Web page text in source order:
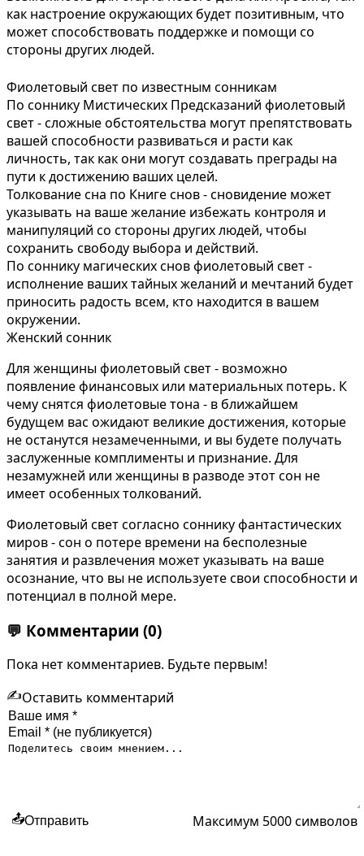
как настроение окружающих будет позитивным, что
может способствовать поддержке и помощи со
стороны других людей.
Фиолетовый свет по известным сонникам
По соннику Мистических Предсказаний фиолетовый
свет - сложные обстоятельства могут препятствовать
вашей способности развиваться и расти как
личность, так как они могут создавать преграды на
пути к достижению ваших целей.
Толкование сна по Книге снов - сновидение может
указывать на ваше желание избежать контроля и
манипуляций со стороны других людей, чтобы
сохранить свободу выбора и действий.
По соннику магических снов фиолетовый свет -
исполнение ваших тайных желаний и мечтаний будет
приносить радость всем, кто находится в вашем
окружении.
Женский сонник
Для женщины фиолетовый свет - возможно
появление финансовых или материальных потерь. К
чему снятся фиолетовые тона - в ближайшем
будущем вас ожидают великие достижения, которые
не останутся незамеченными, и вы будете получать
заслуженные комплименты и признание. Для
незамужней или женщины в разводе этот сон не
имеет особенных толкований.
Фиолетовый свет согласно соннику фантастических
миров - сон о потере времени на бесполезные
занятия и развлечения может указывать на ваше
осознание, что вы не используете свои способности и
потенциал в полной мере.
💬 Комментарии (0)
Пока нет комментариев. Будьте первым!
✍️Оставить комментарий
📤Отправить Максимум 5000 символов